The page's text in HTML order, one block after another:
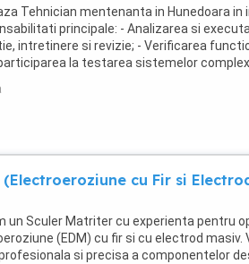
Tehnician mentenanta in Hunedoara in
principale: - Analizarea si
intretinere si revizie; - Verificarea
la testarea sistemelor
diagnosticare ...
cu Fir si
un Sculer Matriter cu experienta pentru
(EDM) cu fir si cu electrod masiv.
si precisa a componentelor